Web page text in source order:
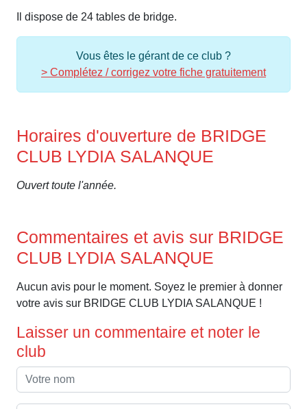
Il dispose de 24 tables de bridge.
Vous êtes le gérant de ce club ?
> Complétez / corrigez votre fiche gratuitement
Horaires d'ouverture de BRIDGE
CLUB LYDIA SALANQUE
Ouvert toute l'année.
Commentaires et avis sur BRIDGE
CLUB LYDIA SALANQUE
Aucun avis pour le moment. Soyez le premier à donner
votre avis sur BRIDGE CLUB LYDIA SALANQUE !
Laisser un commentaire et noter le
club